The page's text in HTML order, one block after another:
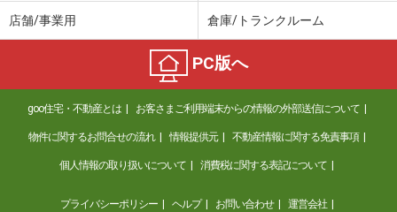
店舗/事業用 倉庫/トランクルーム
PC版へ
goo住宅・不動産とは お客さまご利用端末からの情報の外部送信について
物件に関するお問合せの流れ 情報提供元 不動産情報に関する免責事項
個人情報の取り扱いについて 消費税に関する表記について
プライバシーポリシー ヘルプ お問い合わせ 運営会社